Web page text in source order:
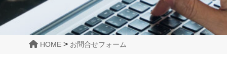
HOME> お問合せフォーム